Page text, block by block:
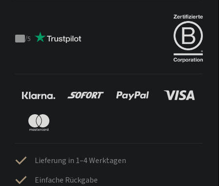
Trustpilot
/5
Lieferung in 1–4 Werktagen
Einfache Rückgabe